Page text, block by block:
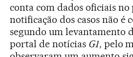
conta com dados oficiais no
notificação dos casos não é
segundo um levantamento
portal de notícias G1, pelo